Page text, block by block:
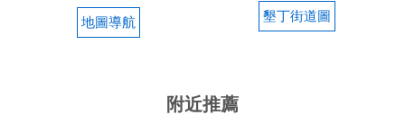
地圖導航 墾丁街道圖
附近推薦